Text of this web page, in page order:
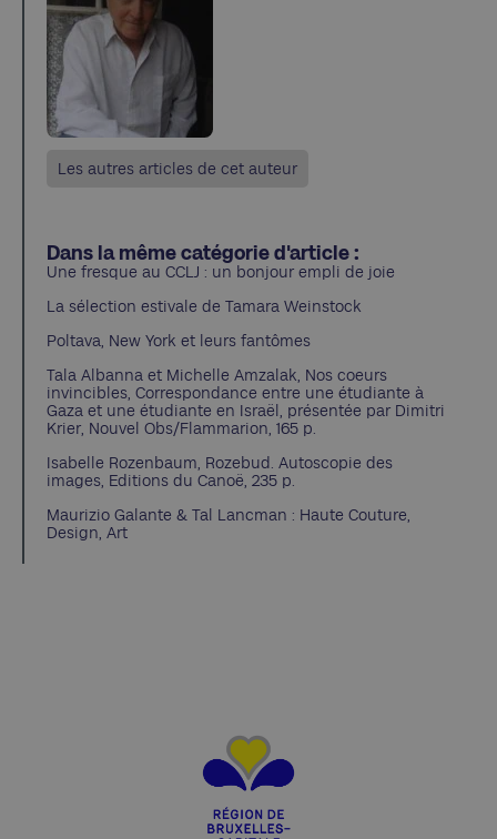
Les autres articles de cet auteur
Dans la même catégorie d'article :
Une fresque au CCLJ : un bonjour empli de joie
La sélection estivale de Tamara Weinstock
Poltava, New York et leurs fantômes
Tala Albanna et Michelle Amzalak, Nos coeurs
invincibles, Correspondance entre une étudiante à
Gaza et une étudiante en Israël, présentée par Dimitri
Krier, Nouvel Obs/Flammarion, 165 p.
Isabelle Rozenbaum, Rozebud. Autoscopie des
images, Editions du Canoë, 235 p.
Maurizio Galante & Tal Lancman : Haute Couture,
Design, Art